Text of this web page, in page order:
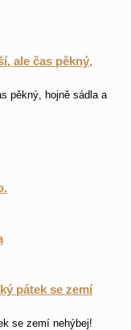
ale čas pěkný,
pěkný, hojně sádla a
pátek se zemí
se zemí nehýbej!